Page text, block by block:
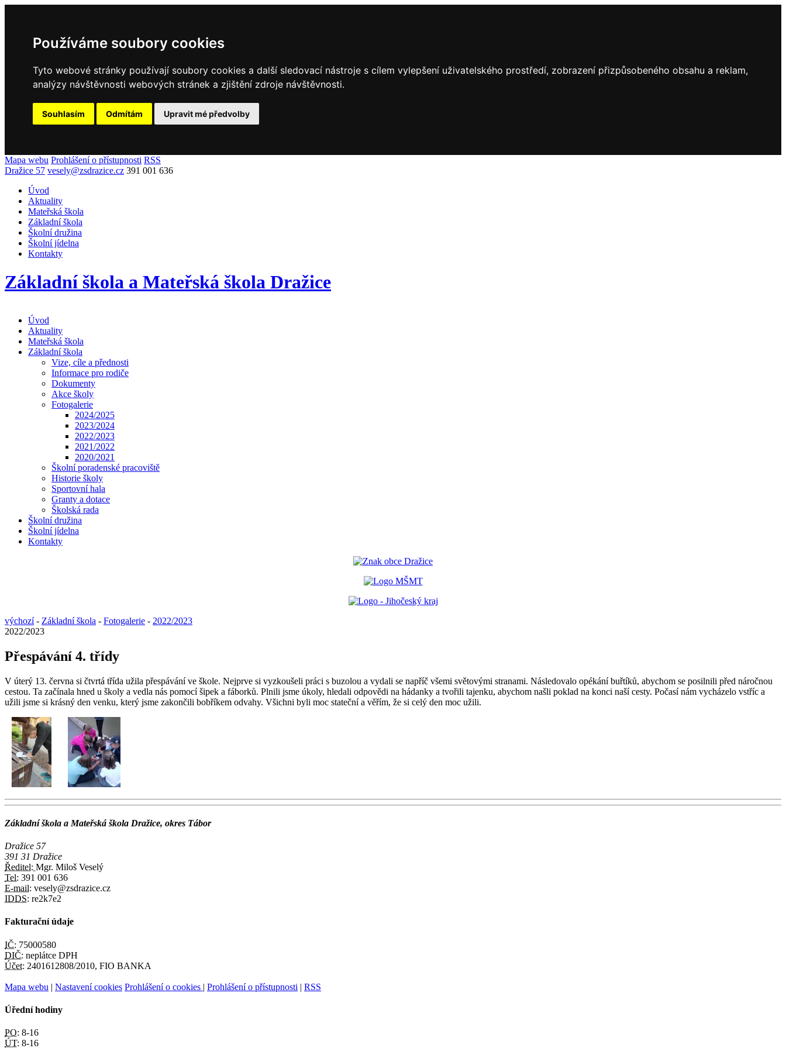
Používáme soubory cookies
Tyto webové stránky používají soubory cookies a další sledovací nástroje s cílem vylepšení uživatelského prostředí, zobrazení přizpůsobeného obsahu a reklam,
analýzy návštěvnosti webových stránek a zjištění zdroje návštěvnosti.
Souhlasím Odmítám Upravit mé předvolby
Mapa webu Prohlášení o přístupnosti RSS
Dražice 57 vesely@zsdrazice.cz 391 001 636
Úvod
Aktuality
Mateřská škola
Základní škola
Školní družina
Školní jídelna
Kontakty
Základní škola a Mateřská škola Dražice
Úvod
Aktuality
Mateřská škola
Základní škola
Vize, cíle a přednosti
Informace pro rodiče
Dokumenty
Akce školy
Fotogalerie
2024/2025
2023/2024
2022/2023
2021/2022
2020/2021
Školní poradenské pracoviště
Historie školy
Sportovní hala
Granty a dotace
Školská rada
Školní družina
Školní jídelna
Kontakty
výchozí- Základní škola - Fotogalerie - 2022/2023
2022/2023
Přespávání 4. třídy
V úterý 13. června si čtvrtá třída užila přespávání ve škole. Nejprve si vyzkoušeli práci s buzolou a vydali se napříč všemi světovými stranami. Následovalo opékání buřtíků, abychom se posilnili před náročnou
cestou. Ta začínala hned u školy a vedla nás pomocí šipek a fáborků. Plnili jsme úkoly, hledali odpovědi na hádanky a tvořili tajenku, abychom našli poklad na konci naší cesty. Počasí nám vycházelo vstříc a
užili jsme si krásný den venku, který jsme zakončili bobříkem odvahy. Všichni byli moc stateční a věřím, že si celý den moc užili.
Základní škola a Mateřská škola Dražice, okres Tábor
Dražice 57
391 31 Dražice
Ředitel: Mgr. Miloš Veselý
Tel: 391 001 636
E-mail: vesely@zsdrazice.cz
IDDS: re2k7e2
Fakturační údaje
IČ: 75000580
DIČ: neplátce DPH
Účet: 2401612808/2010, FIO BANKA
Mapa webu | Nastavení cookies Prohlášení o cookies | Prohlášení o přístupnosti | RSS
Úřední hodiny
PO: 8-16
ÚT: 8-16